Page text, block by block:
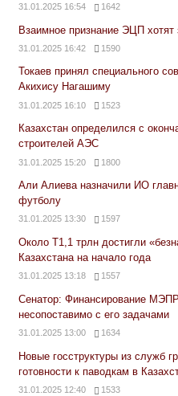
31.01.2025 16:54 1642
Взаимное признание ЭЦП
31.01.2025 16:42 1590
Токаев принял специального
Акихису Нагашиму
31.01.2025 16:10 1523
Казахстан определился с
строителей АЭС
31.01.2025 15:20 1800
Али Алиева назначили ИО
футболу
31.01.2025 13:30 1597
Около Т1,1 трлн достигли
Казахстана на начало года
31.01.2025 13:18 1557
Сенатор: Финансирование
несопоставимо с его задачами
31.01.2025 13:00 1634
Новые госструктуры из служб
готовности к паводкам в
31.01.2025 12:40 1533